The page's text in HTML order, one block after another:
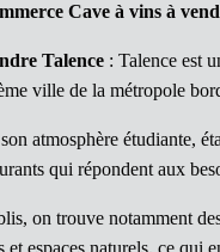
Cave à vins à
Talence : Talence est
ville de la métropole
atmosphère étudiante,
qui répondent aux
on trouve notamment